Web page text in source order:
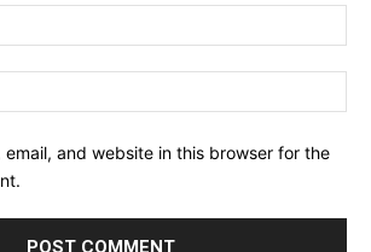
email, and website in this browser for the